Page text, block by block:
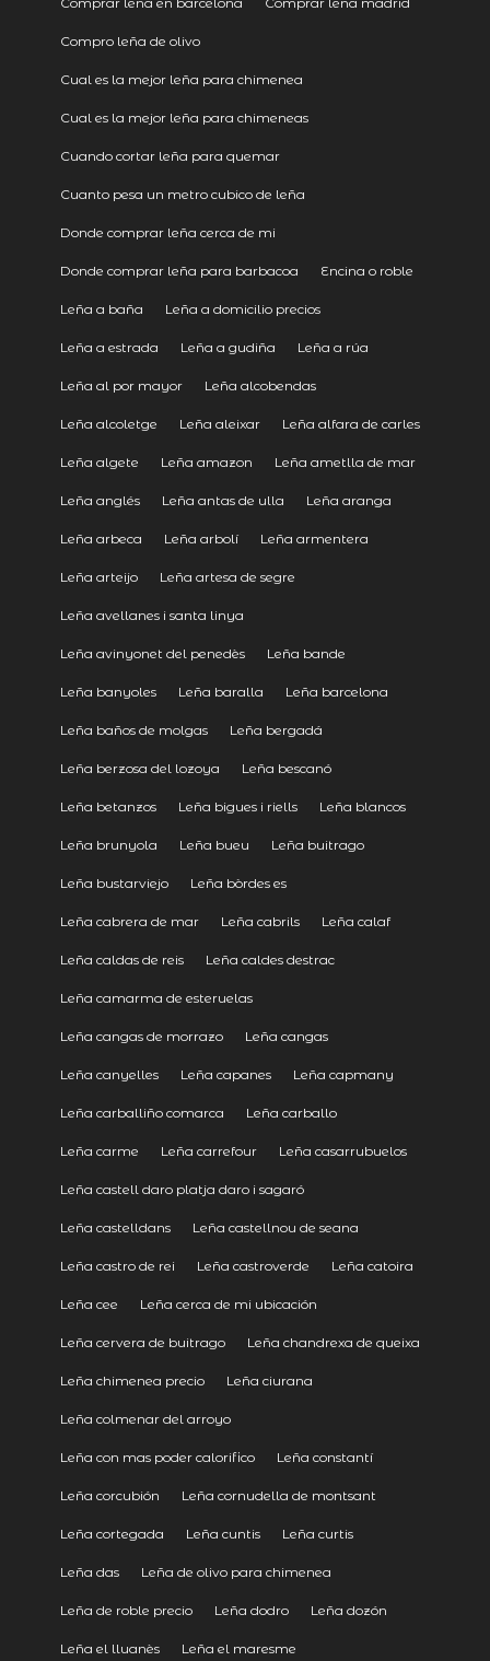
Compro leña de olivo
Cual es la mejor leña para chimenea
Cual es la mejor leña para chimeneas
Cuando cortar leña para quemar
Cuanto pesa un metro cubico de leña
Donde comprar leña cerca de mi
Donde comprar leña para barbacoa Encina o roble
Leña a baña Leña a domicilio precios
Leña a estrada Leña a gudiña Leña a rúa
Leña al por mayor Leña alcobendas
Leña alcoletge Leña aleixar Leña alfara de carles
Leña algete Leña amazon Leña ametlla de mar
Leña anglés Leña antas de ulla Leña aranga
Leña arbeca Leña arbolí Leña armentera
Leña arteijo Leña artesa de segre
Leña avellanes i santa linya
Leña avinyonet del penedès Leña bande
Leña banyoles Leña baralla Leña barcelona
Leña baños de molgas Leña bergadá
Leña berzosa del lozoya Leña bescanó
Leña betanzos Leña bigues i riells Leña blancos
Leña brunyola Leña bueu Leña buitrago
Leña bustarviejo Leña bòrdes es
Leña cabrera de mar Leña cabrils Leña calaf
Leña caldas de reis Leña caldes destrac
Leña camarma de esteruelas
Leña cangas de morrazo Leña cangas
Leña canyelles Leña capanes Leña capmany
Leña carballiño comarca Leña carballo
Leña carme Leña carrefour Leña casarrubuelos
Leña castell daro platja daro i sagaró
Leña castelldans Leña castellnou de seana
Leña castro de rei Leña castroverde Leña catoira
Leña cee Leña cerca de mi ubicación
Leña cervera de buitrago Leña chandrexa de queixa
Leña chimenea precio Leña ciurana
Leña colmenar del arroyo
Leña con mas poder calorifico Leña constantí
Leña corcubión Leña cornudella de montsant
Leña cortegada Leña cuntis Leña curtis
Leña das Leña de olivo para chimenea
Leña de roble precio Leña dodro Leña dozón
Leña el lluanès Leña el maresme